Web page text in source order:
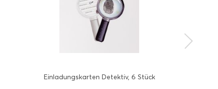
Einladungskarten Detektiv, 6 Stück